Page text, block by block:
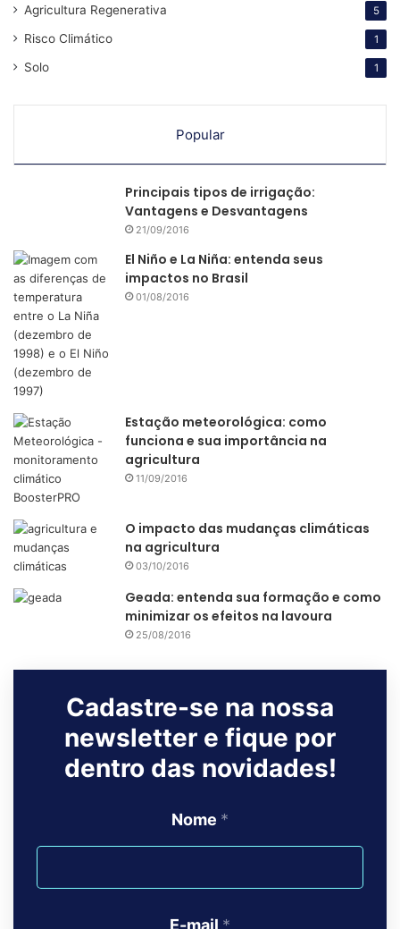
Agricultura Regenerativa 5
Risco Climático 1
Solo 1
Popular
Principais tipos de irrigação:
Vantagens e Desvantagens
21/09/2016
El Niño e La Niña: entenda seus
impactos no Brasil
01/08/2016
Estação meteorológica: como
funciona e sua importância na
agricultura
11/09/2016
O impacto das mudanças climáticas
na agricultura
03/10/2016
Geada: entenda sua formação e como
minimizar os efeitos na lavoura
25/08/2016
Cadastre-se na nossa
newsletter e fique por
dentro das novidades!
Nome *